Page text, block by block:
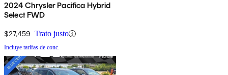
2024 Chrysler Pacifica Hybrid
Select FWD
$27,459 Trato justo
Incluye tarifas de conc.